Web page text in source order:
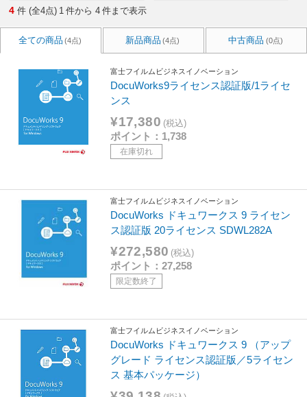
4 件 (全4点) 1 件から 4 件まで表示
全ての商品 (4点) 新品商品 (4点) 中古商品 (0点)
富士フイルムビジネスイノベーション
DocuWorks9ライセンス認証版/1ライセ
ンス
¥17,380 (税込)
ポイント：1,738
在庫切れ
富士フイルムビジネスイノベーション
DocuWorks ドキュワークス 9 ライセン
ス認証版 20ライセンス SDWL282A
¥272,580 (税込)
ポイント：27,258
限定数終了
富士フイルムビジネスイノベーション
DocuWorks ドキュワークス 9 （アップ
グレード ライセンス認証版／5ライセン
ス 基本パッケージ）